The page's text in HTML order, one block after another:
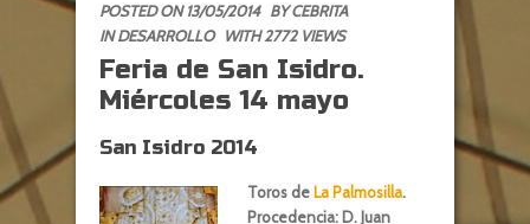
POSTED ON 13/05/2014 BYCEBRITA
INDESARROLLO WITH 2772 VIEWS
Feria de San Isidro.
Miércoles 14 mayo
San Isidro 2014
Toros de La Palmosilla.
Procedencia: D. Juan